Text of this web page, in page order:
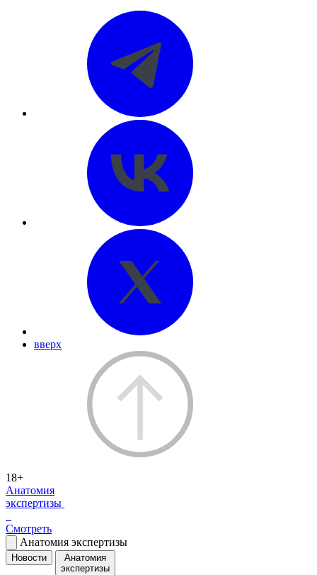
вверх
18+
Анатомия
экспертизы
Смотреть
Анатомия экспертизы
Новости
Анатомия
экспертизы